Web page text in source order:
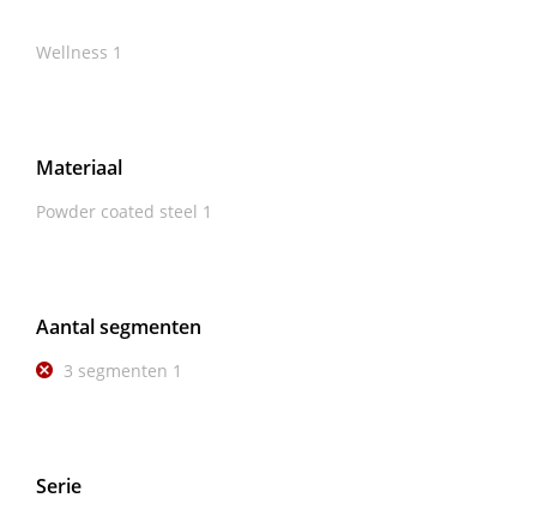
Wellness 1
Materiaal
Powder coated steel 1
Aantal segmenten
3 segmenten 1
Serie